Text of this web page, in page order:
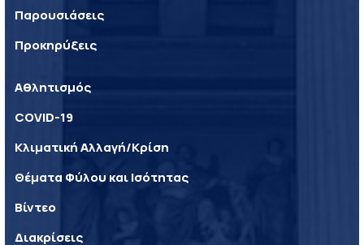
Παρουσιάσεις
Προκηρύξεις
Αθλητισμός
COVID-19
Κλιματική Αλλαγή/Κρίση
Θέματα Φύλου και Ισότητας
Βίντεο
Διακρίσεις